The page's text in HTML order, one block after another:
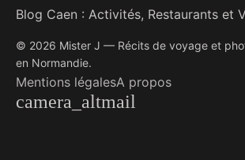
Blog Caen : Activités, Restaurants et
© 2026 Mister J — Récits de voyage et
en Normandie.
Mentions légalesA propos
camera_altmail